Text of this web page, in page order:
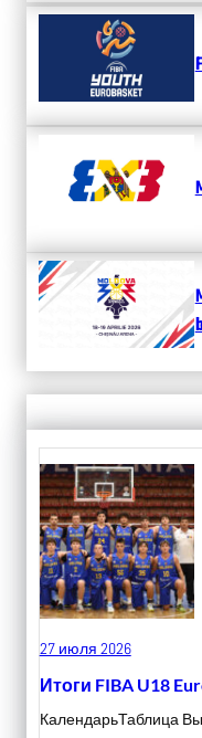
27 июля 2026
Итоги FIBA U18
КалендарьТаблица